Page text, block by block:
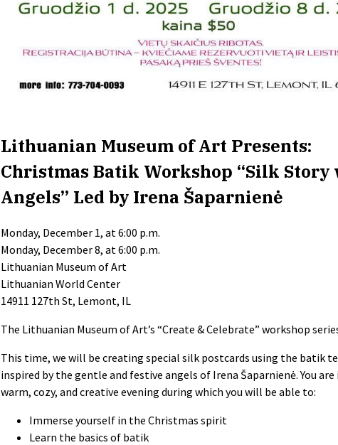
Lithuanian Museum of Art Presents:
Christmas Batik Workshop “Silk
Angels” Led by Irena Šaparnienė
Monday, December 1, at 6:00 p.m.
Monday, December 8, at 6:00 p.m.
Lithuanian Museum of Art
Lithuanian World Center
14911 127th St, Lemont, IL
The Lithuanian Museum of Art’s “Create & Celebrate” workshop
This time, we will be creating special silk postcards using the batik
inspired by the gentle and festive angels of Irena Šaparnienė. You
warm, cozy, and creative evening during which you will be able to:
Immerse yourself in the Christmas spirit
Learn the basics of batik